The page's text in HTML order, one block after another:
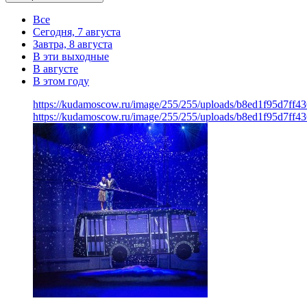
Все
Сегодня, 7 августа
Завтра, 8 августа
В эти выходные
В августе
В этом году
https://kudamoscow.ru/image/255/255/uploads/
https://kudamoscow.ru/image/255/255/uploads/